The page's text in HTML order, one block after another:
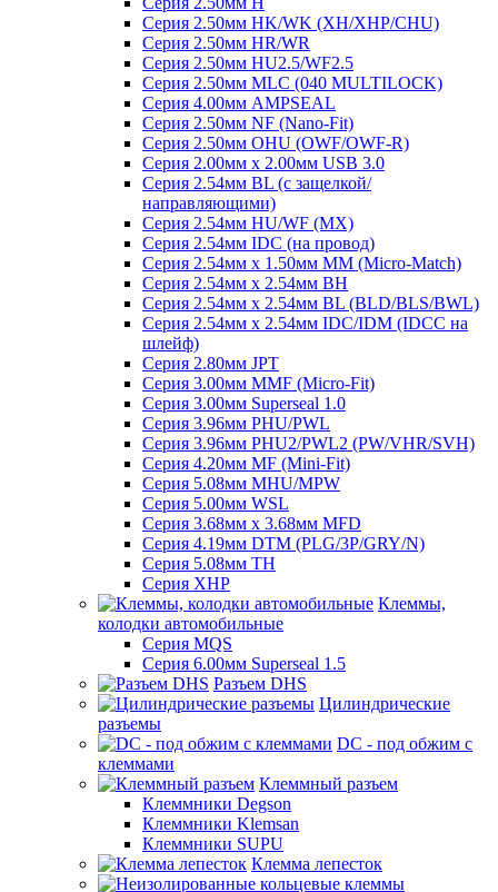
Серия 2.50мм HK/WK (XH/XHP/CHU)
Серия 2.50мм HR/WR
Серия 2.50мм HU2.5/WF2.5
Серия 2.50мм MLC (040 MULTILOCK)
Серия 4.00мм AMPSEAL
Серия 2.50мм NF (Nano-Fit)
Серия 2.50мм OHU (OWF/OWF-R)
Серия 2.00мм x 2.00мм USB 3.0
Серия 2.54мм BL (с защелкой/
направляющими)
Серия 2.54мм HU/WF (MX)
Серия 2.54мм IDC (на провод)
Серия 2.54мм х 1.50мм MM (Micro-Match)
Серия 2.54мм х 2.54мм BH
Серия 2.54мм х 2.54мм BL (BLD/BLS/BWL)
Серия 2.54мм х 2.54мм IDC/IDM (IDCC на
шлейф)
Серия 2.80мм JPT
Серия 3.00мм MMF (Micro-Fit)
Серия 3.00мм Superseal 1.0
Серия 3.96мм PHU/PWL
Серия 3.96мм PHU2/PWL2 (PW/VHR/SVH)
Серия 4.20мм MF (Mini-Fit)
Серия 5.08мм MHU/MPW
Серия 5.00мм WSL
Серия 3.68мм х 3.68мм MFD
Серия 4.19мм DTM (PLG/3P/GRY/N)
Серия 5.08мм TH
Серия XHP
Клеммы,
колодки автомобильные
Серия MQS
Серия 6.00мм Superseal 1.5
Разъем DHS
Цилиндрические
разъемы
DC - под обжим с
клеммами
Клеммный разъем
Клеммники Degson
Клеммники Klemsan
Клеммники SUPU
Клемма лепесток